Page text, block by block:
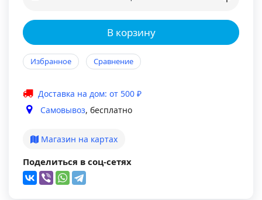
В корзину
Избранное Сравнение
Доставка на дом: от 500 ₽
Самовывоз, бесплатно
Магазин на картах
Поделиться в соц-сетях